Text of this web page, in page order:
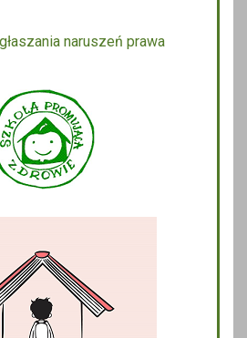
naruszeń prawa